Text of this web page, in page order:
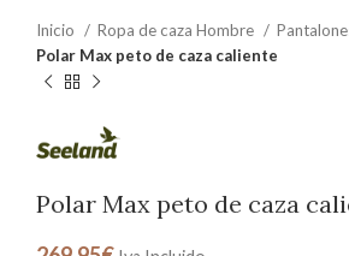
Inicio Ropa de caza Hombre
Polar Max peto de caza caliente
Polar Max peto de caza